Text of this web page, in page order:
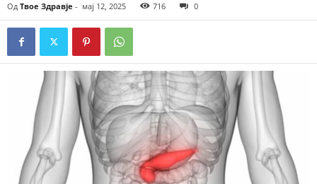
Од Твое Здравје - мај 12, 2025 716 0